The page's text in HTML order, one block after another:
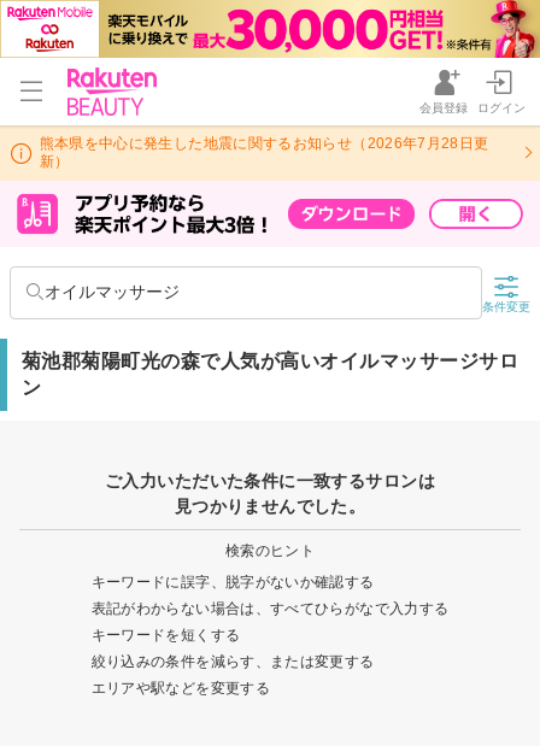
会員登録 ログイン
熊本県を中心に発生した地震に関するお知らせ（2026年7月28日更
新）
オイルマッサージ
条件変更
菊池郡菊陽町光の森で人気が高いオイルマッサージサロ
ン
ご入力いただいた条件に一致するサロンは
見つかりませんでした。
検索のヒント
キーワードに誤字、脱字がないか確認する
表記がわからない場合は、すべてひらがなで入力する
キーワードを短くする
絞り込みの条件を減らす、または変更する
エリアや駅などを変更する